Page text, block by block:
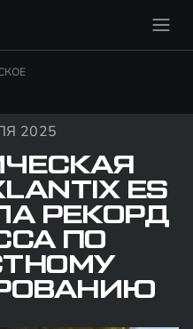
2025
ES
РЕКОРД
ПО